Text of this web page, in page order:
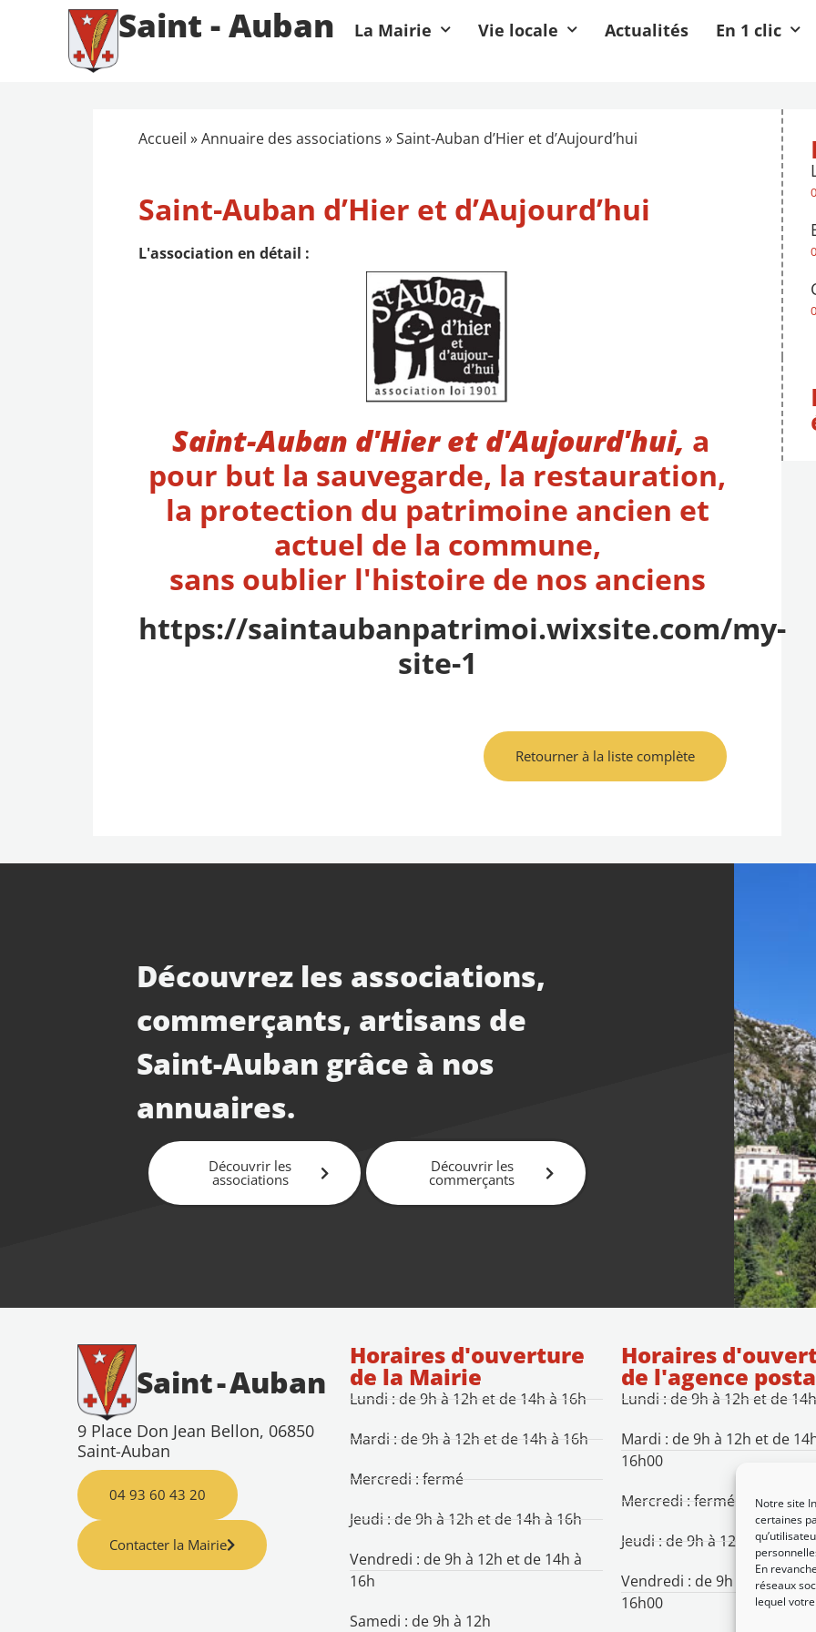
Notre site
certaines
En
réseaux
lequel
Saint - Auban La Mairie Vie locale Actualités En 1 clic
Accueil »Annuaire des associations »Saint-Auban d’Hier et d’Aujourd’hui
Saint-Auban d’Hier et d’Aujourd’hui
L'association en détail :
Saint-Auban d'Hier et d'Aujourd'hui, a
pour but la sauvegarde, la restauration,
la protection du patrimoine ancien et
actuel de la commune,
sans oublier l'histoire de nos anciens
https://saintaubanpatrimoi.wixsite.com/my-
site-1
Retourner à la liste complète
Découvrez les associations,
commerçants, artisans de
Saint-Auban grâce à nos
annuaires.
Découvrir les
associations
Découvrir les
commerçants
Saint-Auban
9 Place Don Jean Bellon, 06850
Saint-Auban
04 93 60 43 20
Contacter la Mairie
Horaires d'ouverture
de la Mairie
Lundi : de 9h à 12h et de 14h à 16h
Mardi : de 9h à 12h et de 14h à 16h
Mercredi : fermé
Jeudi : de 9h à 12h et de 14h à 16h
Vendredi : de 9h à 12h et de 14h à
16h
Samedi : de 9h à 12h
Horaires
de l'agence
Lundi : de 9h à 12h et de
Mardi : de 9h à 12h et de
16h00
Mercredi : fermé
Jeudi : de 9h à 12h et de
Vendredi : de 9h à 12h et de
16h00